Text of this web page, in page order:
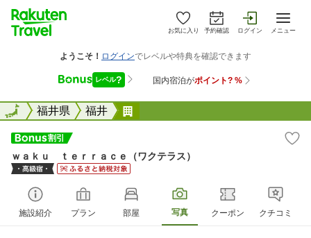
お気に入り 予約確認 ログイン メニュー
全国福井県 福井
全国
ｗａｋｕ ｔｅｒｒａｃｅ（ワクテラス）
施設紹介 プラン 部屋 写真 クーポン クチコミ